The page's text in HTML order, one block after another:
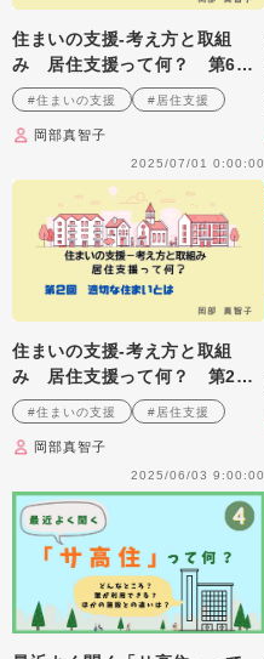
住まいの支援‐考え方と取組
み 居住支援って何？ 第6
回 災害と住まい
#住まいの支援 #居住支援
岡部真智子
2025/07/01 0:00:00
住まいの支援‐考え方と取組
み 居住支援って何？ 第2
回 適切な住まいとは
#住まいの支援 #居住支援
岡部真智子
2025/06/03 9:00:00